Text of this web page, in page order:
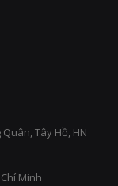
Tây Hồ, HN
Minh